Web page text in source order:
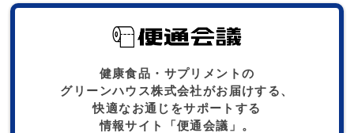
健康食品・サプリメントの
グリーンハウス株式会社がお届けする、
快適なお通じをサポートする
情報サイト「便通会議」。